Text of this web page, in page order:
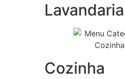
Lavandaria
Cozinha